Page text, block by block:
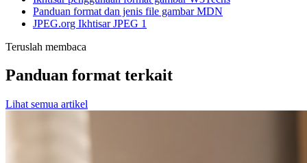
Panduan format dan jenis file gambar MDN
JPEG.org Ikhtisar JPEG 1
Teruslah membaca
Panduan format terkait
Lihat semua artikel